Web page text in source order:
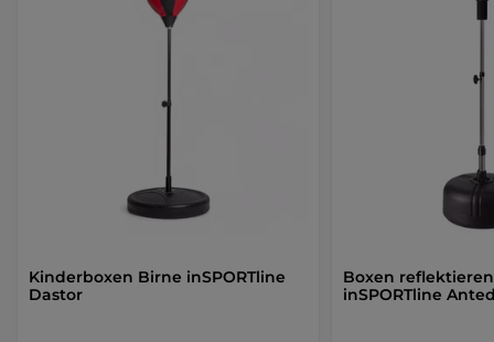
Kinderboxen Birne inSPORTline
Dastor
Boxen
inSPORTline